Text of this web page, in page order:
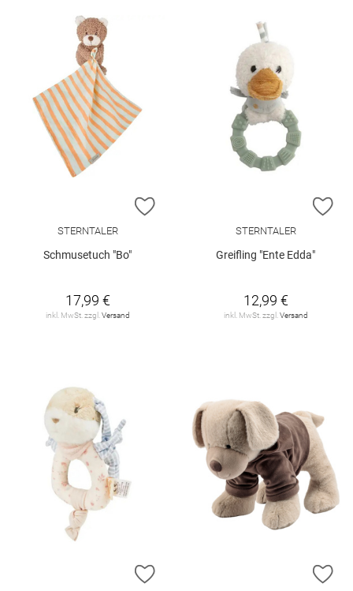
ZUR WUNSCHLISTE HINZUFÜGEN
STERNTALER
Schmusetuch "Bo"
17,99 €
inkl. MwSt. zzgl. Versand
STERNTALER
Greifling "Ente Edda"
12,99 €
inkl. MwSt. zzgl. Versand
ZUR WUNSCHLISTE HINZUFÜGEN